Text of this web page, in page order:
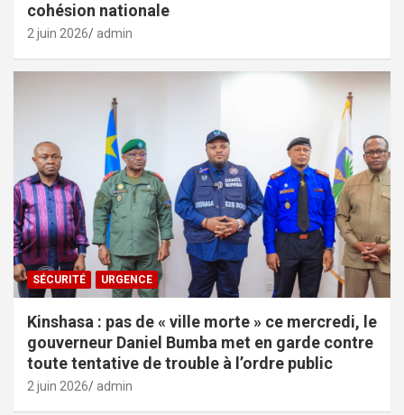
cohésion nationale
2 juin 2026 admin
SÉCURITÉ URGENCE
Kinshasa : pas de « ville morte » ce mercredi, le
gouverneur Daniel Bumba met en garde contre
toute tentative de trouble à l’ordre public
2 juin 2026 admin